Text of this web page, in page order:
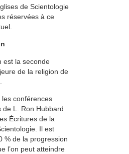
de Scientologie
réservées à ce
est la seconde
de la religion de
les conférences
de L. Ron Hubbard
Écritures de la
Il est
% de la progression
l’on peut atteindre